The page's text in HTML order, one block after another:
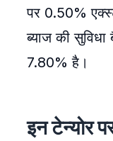
पर 0.50%
ब्याज की
7.80% है।
इन टेन्योर